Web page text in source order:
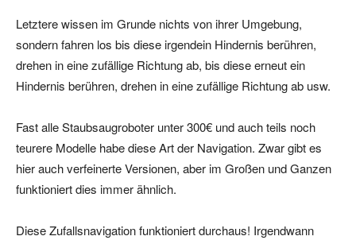
Letztere wissen im Grunde nichts von ihrer Umgebung,
sondern fahren los bis diese irgendein Hindernis berühren,
drehen in eine zufällige Richtung ab, bis diese erneut ein
Hindernis berühren, drehen in eine zufällige Richtung ab usw.
Fast alle Staubsaugroboter unter 300€ und auch teils noch
teurere Modelle habe diese Art der Navigation. Zwar gibt es
hier auch verfeinerte Versionen, aber im Großen und Ganzen
funktioniert dies immer ähnlich.
Diese Zufallsnavigation funktioniert durchaus! Irgendwann